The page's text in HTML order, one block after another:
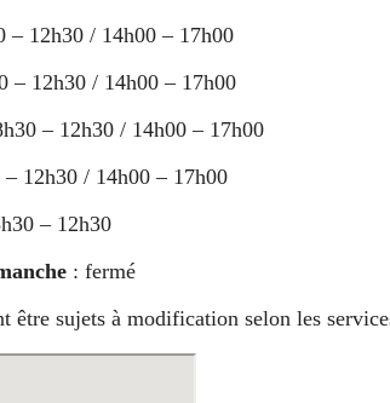
– 12h30 / 14h00 – 17h00
– 12h30 / 14h00 – 17h00
– 12h30 / 14h00 – 17h00
– 12h30 / 14h00 – 17h00
– 12h30
: fermé
être sujets à modification selon les